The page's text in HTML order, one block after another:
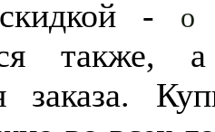
-
о
также,
заказа.